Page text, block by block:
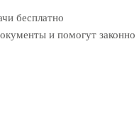
бесплатно
и помогут законно